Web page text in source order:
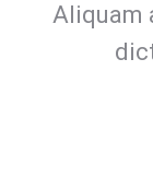
Aliquam